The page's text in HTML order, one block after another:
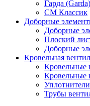
Гарда (Garda)
СМ Классик
Доборные
Доборные
Плоский
Доборные
Кровельная
Кровельные
Кровельные
Трубы